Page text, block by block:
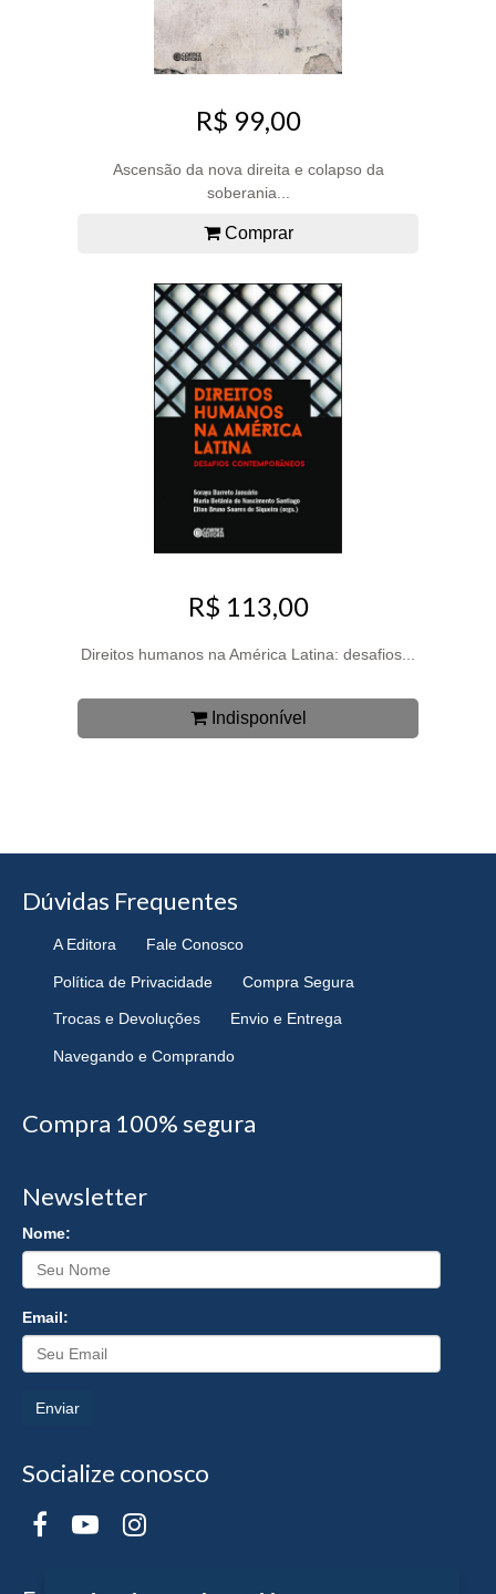
R$ 99,00
Ascensão da nova direita e colapso da
soberania...
Comprar
R$ 113,00
Direitos humanos na América Latina: desafios...
Indisponível
Dúvidas Frequentes
A Editora Fale Conosco
Política de Privacidade Compra Segura
Trocas e Devoluções Envio e Entrega
Navegando e Comprando
Compra 100% segura
Newsletter
Nome:
Email:
Enviar
Socialize conosco